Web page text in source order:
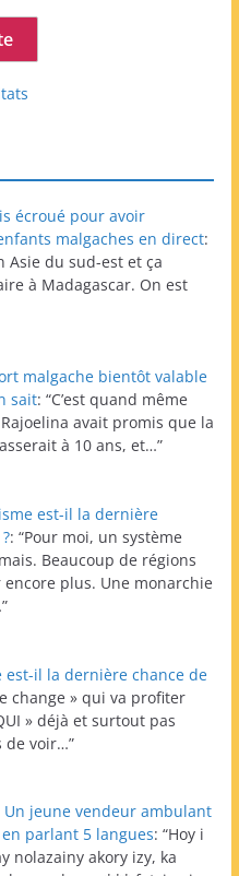
écroué pour avoir
malgaches en direct:
Asie du sud-est et ça
à Madagascar. On est
malgache bientôt valable
sait: “C’est quand même
avait promis que la
à 10 ans, et…”
est-il la dernière
: “Pour moi, un système
Beaucoup de régions
plus. Une monarchie
”
est-il la dernière chance de
change » qui va profiter
» déjà et surtout pas
de voir…”
Un jeune vendeur ambulant
parlant 5 langues: “Hoy i
nolazainy akory izy, ka